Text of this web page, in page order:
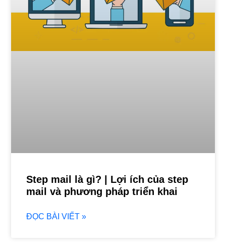
Step mail là gì? | Lợi ích của step
mail và phương pháp triển khai
ĐỌC BÀI VIẾT »